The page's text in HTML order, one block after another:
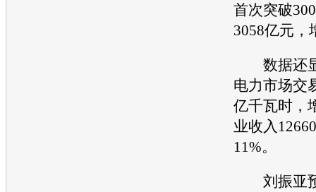
首次突破
3058亿元，
数据还显
电力市场交
亿千瓦时，
业收入
11%。
刘振亚预